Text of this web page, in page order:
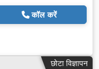
कॉल करें
छोटा विज्ञापन